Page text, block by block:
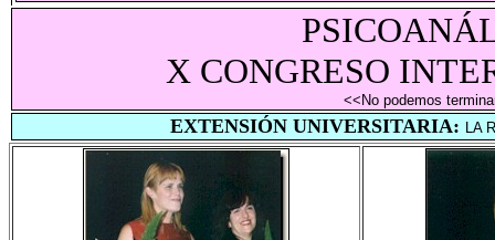
X CONGRESO
<<No podemos
EXTENSIÓN UNIVERSITARIA: LA